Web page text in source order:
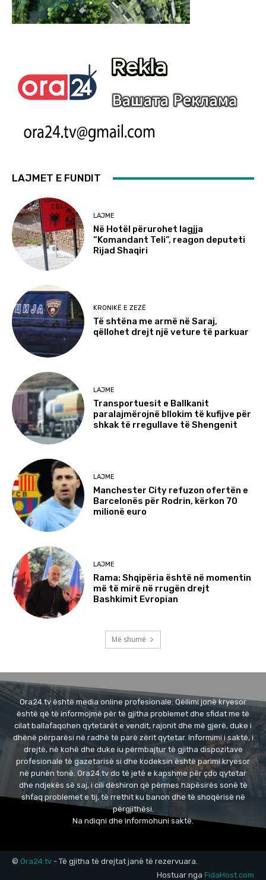
LAJMET E FUNDIT
LAJME
Në Hotël përurohet lagjja
“Komandant Teli”, reagon deputeti
Rijad Shaqiri
KRONIKË E ZEZË
Të shtëna me armë në Saraj,
qëllohet drejt një veture të parkuar
LAJME
Transportuesit e Ballkanit
paralajmërojnë bllokim të kufijve për
shkak të rregullave të Shengenit
LAJME
Manchester City refuzon ofertën e
Barcelonës për Rodrin, kërkon 70
milionë euro
LAJME
Rama: Shqipëria është në momentin
më të mirë në rrugën drejt
Bashkimit Evropian
Më shumë
Ora24.tv është media online profesionale. Qëllimi jonë kryesor
është që të informojmë për të gjitha problemet dhe sfidat me të
cilat ballafaqohen qytetarët e vendit, rajonit dhe më gjerë, duke i
dhënë përparësi në radhë të parë zërit qytetar. Informimi i saktë, i
drejtë, në kohë dhe duke iu përmbajtur të gjitha dispozitave
profesionale të gazetarisë si dhe kodeksin është parimi kryesor
në punën tonë. Ora24.tv do të jetë e kapshme për çdo qytetar
dhe ndjekës së saj, i cili dëshiron që përmes hapësirës sonë të
shfaq problemet e tij, të rrethit ku banon dhe të shoqërisë në
përgjithësi.
Na ndiqni dhe informohuni saktë.
© Ora24.tv - Të gjitha të drejtat janë të rezervuara.
Hostuar nga FidaHost.com